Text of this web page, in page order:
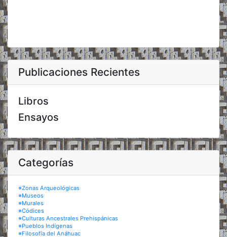
Publicaciones Recientes
Libros
Ensayos
Categorías
※Zonas Arqueológicas
※Museos
※Murales
※Códices
※Culturas Ancestrales Prehispánicas
※Pueblos Indígenas
※Filosofía del Anáhuac